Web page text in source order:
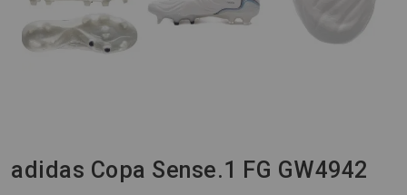
adidas Copa Sense.1 FG GW4942